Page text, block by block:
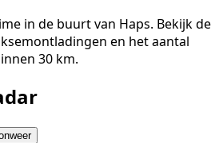
in de buurt van Haps. Bekijk de
en het aantal
30 km.